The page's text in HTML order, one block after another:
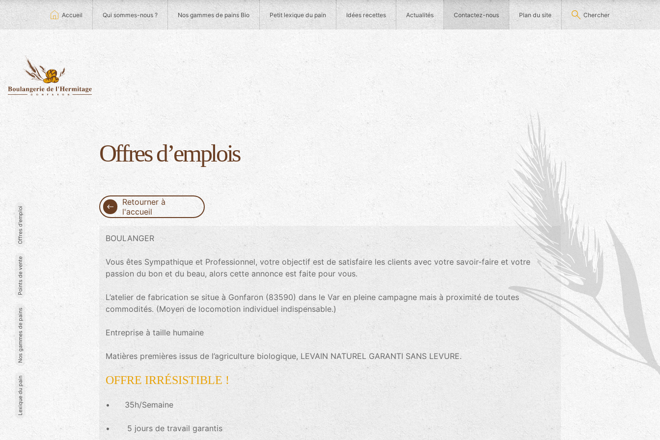
Lexique du pain
Nos gammes de pains
Points de vente
Offres d'emploi
image
Offres d’emplois
Retourner à
l'accueil
BOULANGER
Vous êtes Sympathique et Professionnel, votre objectif est de satisfaire les clients avec votre savoir-faire et votre
passion du bon et du beau, alors cette annonce est faite pour vous.
L’atelier de fabrication se situe à Gonfaron (83590) dans le Var en pleine campagne mais à proximité de toutes
commodités. (Moyen de locomotion individuel indispensable.)
Entreprise à taille humaine
Matières premières issus de l’agriculture biologique, LEVAIN NATUREL GARANTI SANS LEVURE.
OFFRE IRRÉSISTIBLE !
• 35h/Semaine
• 5 jours de travail garantis
Accueil Qui sommes-nous ? Nos gammes de pains Bio Petit lexique du pain Idées recettes Actualités Contactez-nous Plan du site Chercher